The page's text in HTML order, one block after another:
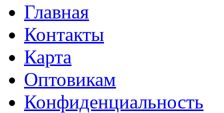
Главная
Контакты
Карта
Оптовикам
Конфиденциальность